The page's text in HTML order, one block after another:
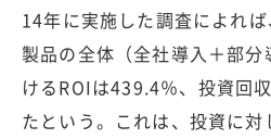
14年に実施した調査によれ
製品の全体（全社導入＋部
けるROIは439.4％、投資回
たという。これは、投資に